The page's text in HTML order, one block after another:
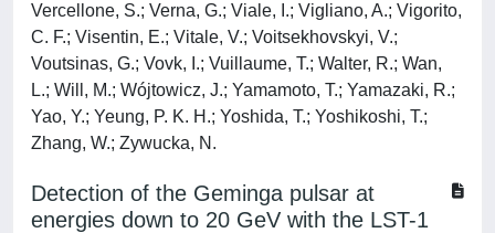
Vercellone, S.; Verna, G.; Viale, I.; Vigliano, A.; Vigorito,
C. F.; Visentin, E.; Vitale, V.; Voitsekhovskyi, V.;
Voutsinas, G.; Vovk, I.; Vuillaume, T.; Walter, R.; Wan,
L.; Will, M.; Wójtowicz, J.; Yamamoto, T.; Yamazaki, R.;
Yao, Y.; Yeung, P. K. H.; Yoshida, T.; Yoshikoshi, T.;
Zhang, W.; Zywucka, N.
Detection of the Geminga pulsar at
energies down to 20 GeV with the LST-1